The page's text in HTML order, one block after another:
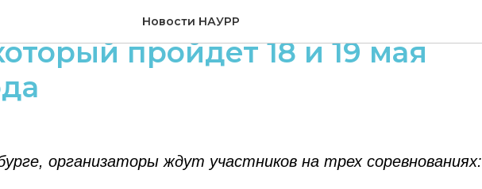
Новости НАУРР
регистрация на «Кубок РТК:
пройдет 18 и 19 мая
организаторы ждут участников на трех соревнованиях: